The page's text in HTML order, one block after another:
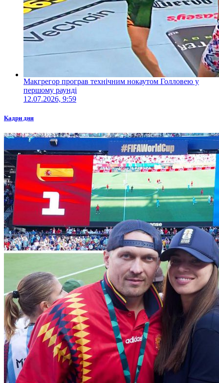
Макгрегор програв технічним нокаутом Голловею у
першому раунді
12.07.2026, 9:59
Кадри дня